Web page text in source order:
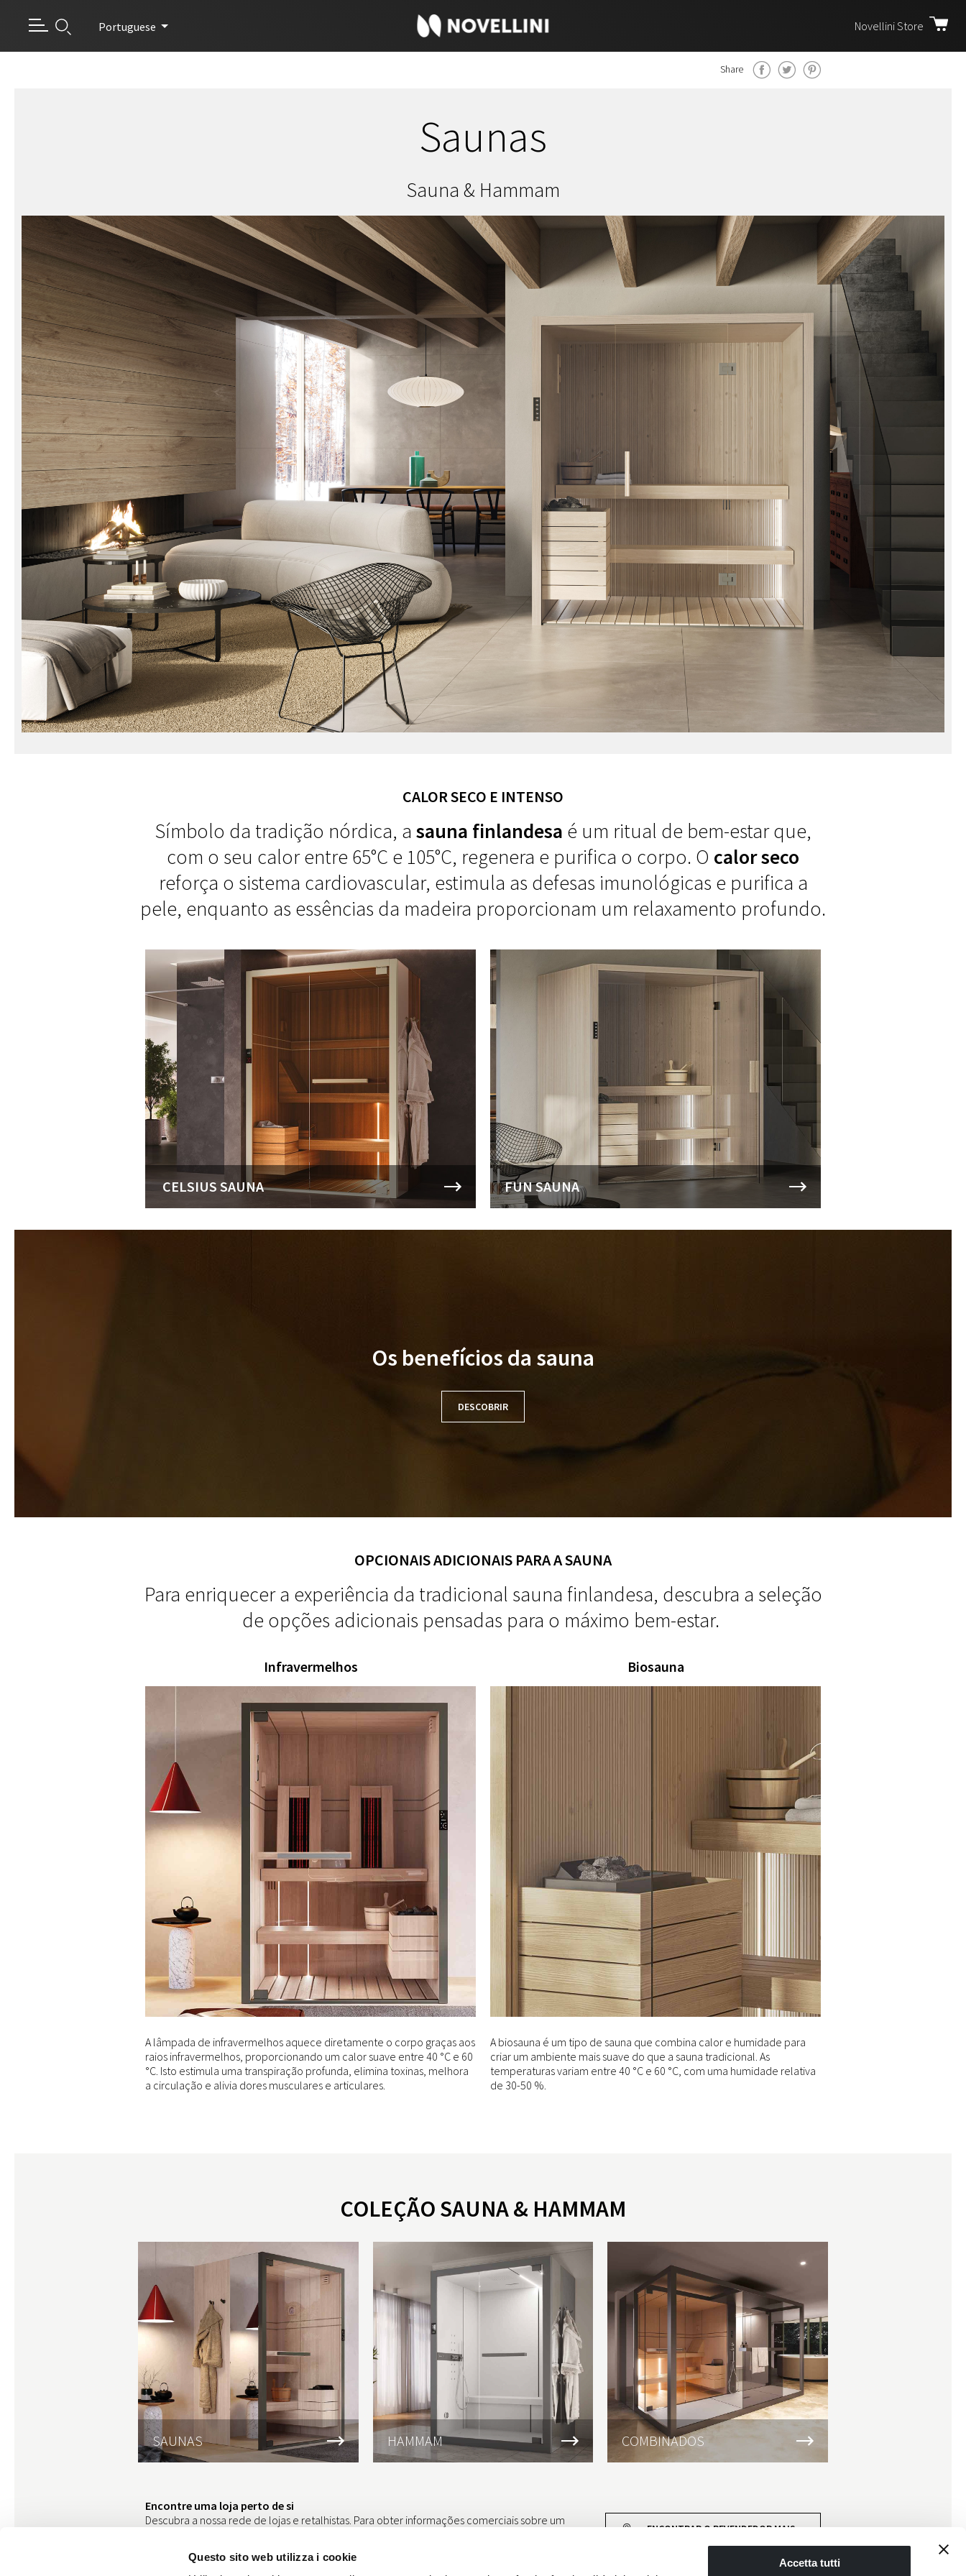
Questo sito web utilizza i cookie
Accetta tutti
Portuguese Novellini Store
Share
Saunas
Sauna & Hammam
CALOR SECO E INTENSO
Símbolo da tradição nórdica, a sauna finlandesa é um ritual de bem-estar que,
com o seu calor entre 65°C e 105°C, regenera e purifica o corpo. O calor seco
reforça o sistema cardiovascular, estimula as defesas imunológicas e purifica a
pele, enquanto as essências da madeira proporcionam um relaxamento profundo.
CELSIUS SAUNA FUN SAUNA
Os benefícios da sauna
DESCOBRIR
OPCIONAIS ADICIONAIS PARA A SAUNA
Para enriquecer a experiência da tradicional sauna finlandesa, descubra a seleção
de opções adicionais pensadas para o máximo bem-estar.
Infravermelhos
A lâmpada de infravermelhos aquece diretamente o corpo graças aos
raios infravermelhos, proporcionando um calor suave entre 40 °C e 60
°C. Isto estimula uma transpiração profunda, elimina toxinas, melhora
a circulação e alivia dores musculares e articulares.
Biosauna
A biosauna é um tipo de sauna que combina calor e humidade para
criar um ambiente mais suave do que a sauna tradicional. As
temperaturas variam entre 40 °C e 60 °C, com uma humidade relativa
de 30-50 %.
COLEÇÃO SAUNA & HAMMAM
SAUNAS HAMMAM COMBINADOS
Encontre uma loja perto de si
Descubra a nossa rede de lojas e retalhistas. Para obter informações comerciais sobre um
ENCONTRAR O REVENDEDOR MAIS
PRÓXIMO